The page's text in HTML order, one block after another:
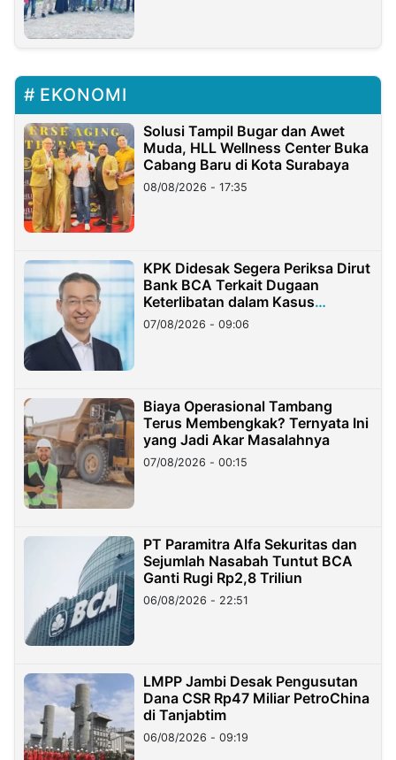
EKONOMI
Solusi Tampil Bugar dan Awet
Muda, HLL Wellness Center Buka
Cabang Baru di Kota Surabaya
08/08/2026 - 17:35
KPK Didesak Segera Periksa Dirut
Bank BCA Terkait Dugaan
Keterlibatan dalam Kasus
Hilangnya Dana Nasabah Rp2,58
Miliar
07/08/2026 - 09:06
Biaya Operasional Tambang
Terus Membengkak? Ternyata Ini
yang Jadi Akar Masalahnya
07/08/2026 - 00:15
PT Paramitra Alfa Sekuritas dan
Sejumlah Nasabah Tuntut BCA
Ganti Rugi Rp2,8 Triliun
06/08/2026 - 22:51
LMPP Jambi Desak Pengusutan
Dana CSR Rp47 Miliar PetroChina
di Tanjabtim
06/08/2026 - 09:19